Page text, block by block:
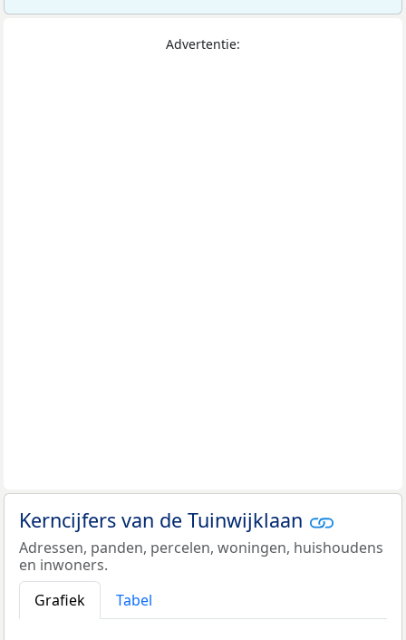
Advertentie:
Kerncijfers van de Tuinwijklaan
Adressen, panden, percelen, woningen, huishoudens
en inwoners.
Grafiek
Tabel